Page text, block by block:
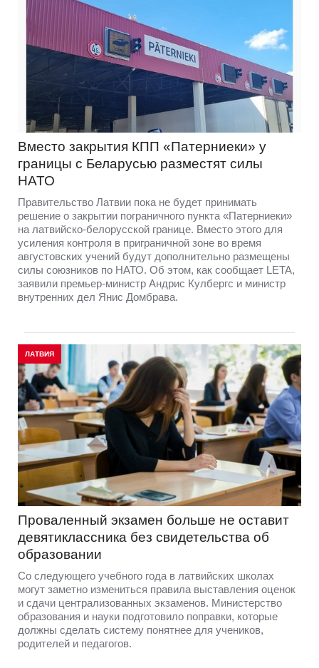
Вместо закрытия КПП «Патерниеки» у
границы с Беларусью разместят силы
НАТО
Правительство Латвии пока не будет принимать
решение о закрытии пограничного пункта «Патерниеки»
на латвийско-белорусской границе. Вместо этого для
усиления контроля в приграничной зоне во время
августовских учений будут дополнительно размещены
силы союзников по НАТО. Об этом, как сообщает LETA,
заявили премьер-министр Андрис Кулбергс и министр
внутренних дел Янис Домбрава.
ЛАТВИЯ
Проваленный экзамен больше не оставит
девятиклассника без свидетельства об
образовании
Со следующего учебного года в латвийских школах
могут заметно измениться правила выставления оценок
и сдачи централизованных экзаменов. Министерство
образования и науки подготовило поправки, которые
должны сделать систему понятнее для учеников,
родителей и педагогов.